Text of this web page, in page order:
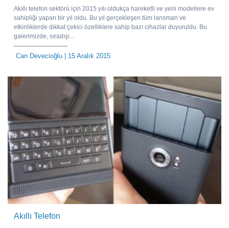
Akıllı telefon sektörü için 2015 yılı oldukça hareketli ve yeni modellere ev
sahipliği yapan bir yıl oldu. Bu yıl gerçekleşen tüm lansman ve
etkinliklerde dikkat çekici özelliklere sahip bazı cihazlar duyuruldu. Bu
galerimizde, sıradışı...
Can Devecioğlu | 15 Aralık 2015
Akıllı Telefon